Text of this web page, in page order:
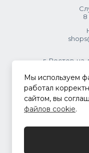
8
г. Ростов-на-
©
Мы используем
работал
сайтом, вы
файлов cookie.